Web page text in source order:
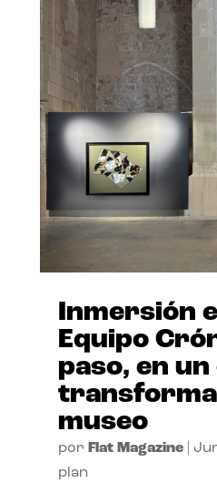
Inmersión
Equipo
paso, en
museo
por Flat Magazine|
plan